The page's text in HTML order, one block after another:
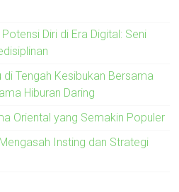
Diri di Era Digital: Seni
Tengah Kesibukan Bersama
Hiburan Daring
Oriental yang Semakin Populer
Insting dan Strategi